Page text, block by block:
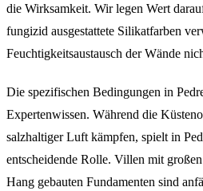
die Wirksamkeit. Wir legen Wert
fungizid ausgestattete Silikatfarben
Feuchtigkeitsaustausch der Wände
Die spezifischen Bedingungen in
Expertenwissen. Während die
salzhaltiger Luft kämpfen, spielt in
entscheidende Rolle. Villen mit
Hang gebauten Fundamenten sind